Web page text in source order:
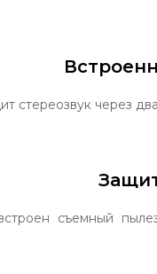
стереозвук через
съемный